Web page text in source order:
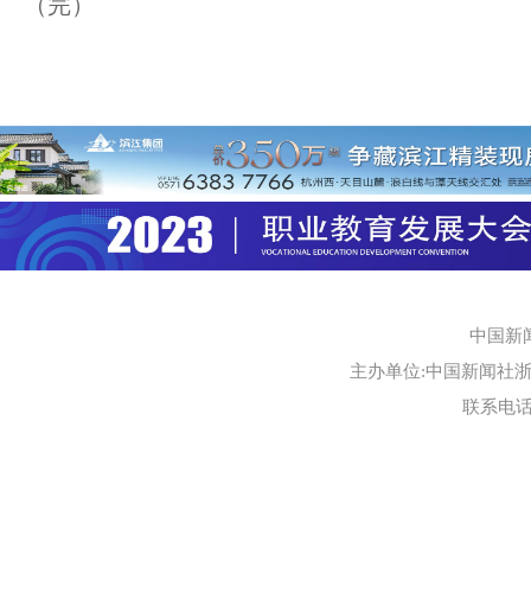
中国新
主办单位:中国新闻社
联系电